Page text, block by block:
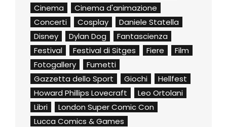
Cinema
Cinema d'animazione
Concerti
Cosplay
Daniele Statella
Disney
Dylan Dog
Fantascienza
Festival
Festival di Sitges Fiere
Film
Fotogallery
Fumetti
Gazzetta dello Sport
Giochi
Hellfest
Howard Phillips Lovecraft
Leo Ortolani
Libri
London Super Comic Con
Lucca Comics & Games